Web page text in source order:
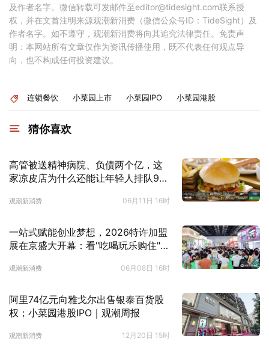
及作者名字。微信转载可发邮件至editor@tidesight.com联系授
权，并在文首注明来源观潮新消费（微信公众号ID：TideSight）及
作者名字。如不遵守，观潮新消费将向其追究法律责任。免责声
明：本网站所有文章仅作为资讯传播使用，既不代表任何观点导
向，也不构成任何投资建议。
连锁餐饮 小菜园上市 小菜园IPO 小菜园港股
猜你喜欢
高管被送精神病院、负债两个亿，这
家凉皮店为什么还能让年轻人排队9小
观潮新消费 06月11日 16时
一站式赋能创业梦想，2026特许加盟
展在京盛大开幕：看"吃喝玩乐购住"如
观潮新消费 06月08日 16时
阿里74亿元向雅戈尔出售银泰百货股
权；小菜园港股IPO｜观潮周报
观潮新消费 12月20日 15时